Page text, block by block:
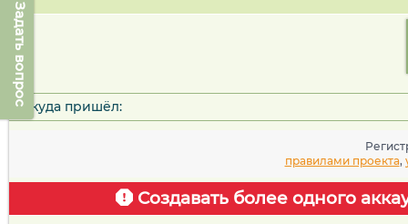
Задать вопрос
Откуда пришёл:
правилами проекта,
Создавать более одного